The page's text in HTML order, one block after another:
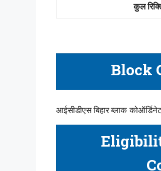
कुल
Block
आईसीडीएस बिहार ब्लाक